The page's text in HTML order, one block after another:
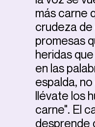
más carne
crudeza de
promesas
heridas
en las
espalda,
llévate los
carne". El
desprende